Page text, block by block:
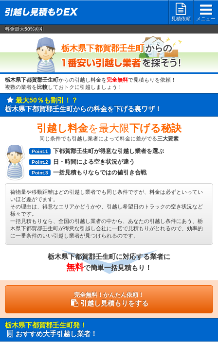
見積依頼
メニュー
料金最大50%割引
栃木県下都賀郡壬生町からの
栃木県下都賀郡壬生町からの引越し料金を完全無料で見積もりを依頼！
複数の業者を 比較しておトクに引越しましょう！
最大50％も割引！？
栃木県下都賀郡壬生町からの料金を下げる裏ワザ！
引越し料金を最大限下げる秘訣
同じ条件でも引越し業者によって料金に差がでる三大要素
Point.1 下都賀郡壬生町が得意な引越し業者を選ぶ
Point.2 日・時間による空き状況が違う
Point.3 一括見積もりならではの値引き合戦
荷物量や移動距離はどの引越し業者でも同じ条件ですが、料金は必ずといってい
いほど差がでます。
その理由は、得意なエリアかどうかや、引越し希望日のトラックの空き状況など
様々です。
一括見積もりなら、全国の引越し業者の中から、あなたの引越し条件にあう、栃
木県下都賀郡壬生町が得意な引越し会社に一括で見積もりがとれるので、効率的
に一番条件のいい引越し業者が見つけられるのです。
栃木県下都賀郡壬生町に対応する業者に
無料で簡単一括見積もり！
完全無料！かんたん依頼！
引越し見積もりをする
栃木県下都賀郡壬生町発！
おすすめ大手引越し業者！